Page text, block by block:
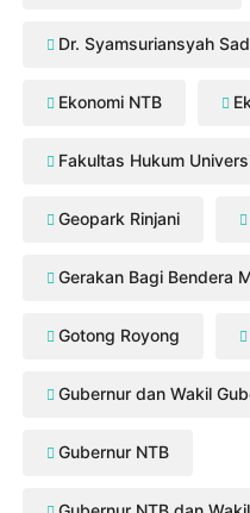
Dr. Syamsuriansyah
Ekonomi NTB
Fakultas Hukum
Geopark Rinjani
Gerakan Bagi Bendera
Gotong Royong
Gubernur dan Wakil
Gubernur NTB